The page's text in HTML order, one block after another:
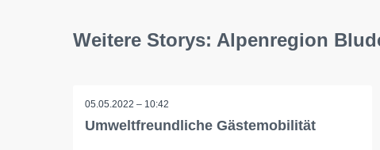
Weitere Storys: Alpenregion
05.05.2022 – 10:42
Umweltfreundliche Gästemobilität